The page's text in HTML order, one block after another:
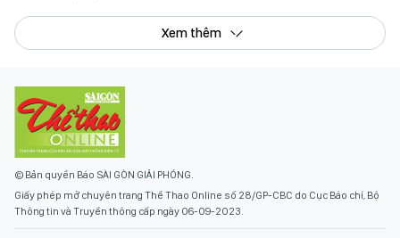
Xem thêm
© Bản quyền Báo SÀI GÒN GIẢI PHÓNG.
Giấy phép mở chuyên trang Thể Thao Online số 28/GP-CBC do Cục Báo chí, Bộ
Thông tin và Truyền thông cấp ngày 06-09-2023.